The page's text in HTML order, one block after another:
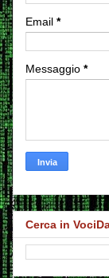
Email *
Messaggio *
Cerca in